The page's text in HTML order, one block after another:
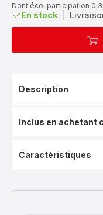
Dont éco-participation
En stock
Description
Inclus en achetant
Caractéristiques